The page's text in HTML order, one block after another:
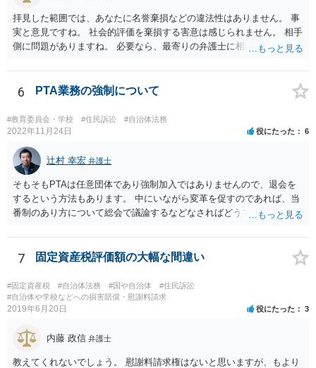
ので、交渉の依頼はしないのか、など、検討すべき点はいろいろあり
ますので、まずは、お近くの弁護士に直接相談してみてください。
拝見した範囲では、あなたに名誉棄損などの違法性はありません。 事
実と意見ですね。 社会的評価を棄損する害意は感じられません。 相手
側に問題がありますね。 必要なら、最寄りの弁護士に相談して下さ
6 PTA業務の強制について
#教育委員会・学校 #住民訴訟 #自治体法務
2022年11月24日 役にたった 6
辻村 幸宏 弁護士
そもそもPTAは任意団体であり強制加入ではありませんので、退会を
するという方法もあります。 中にいながら変革を促すのであれば、当
番制のあり方について総会で議論するなどなさればどうでしょうか。
7 固定資産税評価額の大幅な間違い
#固定資産税 #自治体法務 #国や自治体
#住民訴訟
#自治体や学校などへの損害賠償・慰謝料請求
2019年6月20日 役にたった 3
内藤 政信 弁護士
教えてくれないでしょう。 慰謝料請求権はないと思いますが、もより